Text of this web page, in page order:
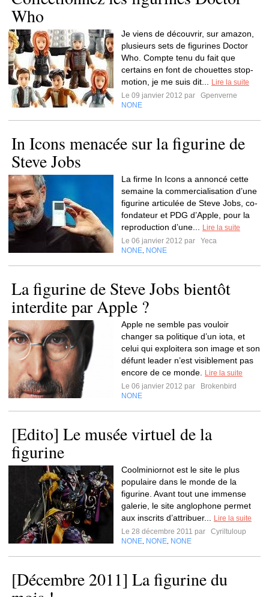
Who
Je viens de découvrir, sur amazon,
plusieurs sets de figurines Doctor
Who. Compte tenu du fait que
certains en font de chouettes stop-
motion, je me suis dit...
Lire la suite
Le 09 janvier 2012 par
Gpenverne
NONE
In Icons menacée sur la figurine de
Steve Jobs
La firme In Icons a annoncé cette
semaine la commercialisation d’une
figurine articulée de Steve Jobs, co-
fondateur et PDG d’Apple, pour la
reproduction d’une...
Lire la suite
Le 06 janvier 2012 par
Yeca
NONE NONE
La figurine de Steve Jobs bientôt
interdite par Apple ?
Apple ne semble pas vouloir
changer sa politique d’un iota, et
celui qui exploitera son image et son
défunt leader n’est visiblement pas
encore de ce monde.
Lire la suite
Le 06 janvier 2012 par
Brokenbird
NONE
[Edito] Le musée virtuel de la
figurine
Coolminiornot est le site le plus
populaire dans le monde de la
figurine. Avant tout une immense
galerie, le site anglophone permet
aux inscrits d’attribuer...
Lire la suite
Le 28 décembre 2011 par
Cyriltuloup
NONE NONE NONE
[Décembre 2011] La figurine du